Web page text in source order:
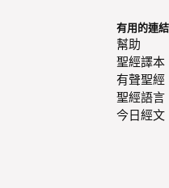
有用的連結
幫助
聖經譯本
有聲聖經
聖經語言
今日經文